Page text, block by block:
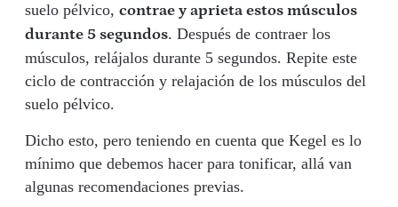
suelo pélvico, contrae y aprieta estos músculos
durante 5 segundos. Después de contraer los
músculos, relájalos durante 5 segundos. Repite este
ciclo de contracción y relajación de los músculos del
suelo pélvico.
Dicho esto, pero teniendo en cuenta que Kegel es lo
mínimo que debemos hacer para tonificar, allá van
algunas recomendaciones previas.